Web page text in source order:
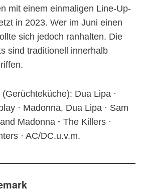
mit einem einmaligen Line-Up-
in 2023. Wer im Juni einen
sich jedoch ranhalten. Die
sind traditionell innerhalb
Dua Lipa ·
· Madonna, Dua Lipa · Sam
Madonna · The Killers ·
· AC/DC.u.v.m.